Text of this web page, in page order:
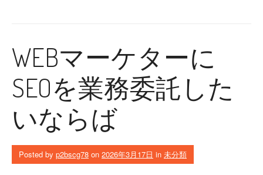
WEBマーケターに
SEOを業務委託した
いならば
Posted by p2bscg78 on 2026年3月17日 in 未分類